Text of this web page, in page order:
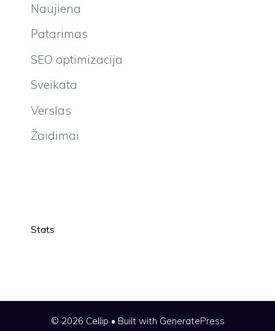
Naujiena
Patarimas
SEO optimizacija
Sveikata
Verslas
Žaidimai
Stats
© 2026 Cellip • Built with GeneratePress